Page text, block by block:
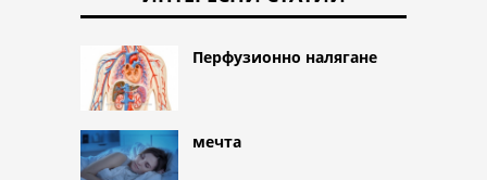
Перфузионно налягане
мечта